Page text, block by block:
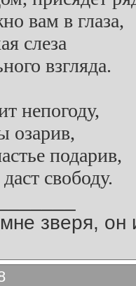
вам в глаза,
слеза
взгляда.
непогоду,
озарив,
подарив,
свободу.
зверя, он